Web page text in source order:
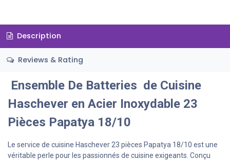
Description
Reviews & Rating
Ensemble De Batteries de Cuisine
Haschever en Acier Inoxydable 23
Pièces Papatya 18/10
Le service de cuisine Haschever 23 pièces Papatya 18/10 est une
véritable perle pour les passionnés de cuisine exigeants. Conçu